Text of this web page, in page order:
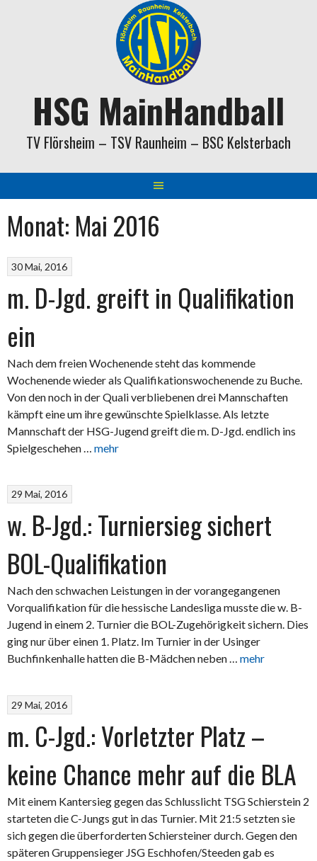
HSG MainHandball
TV Flörsheim – TSV Raunheim – BSC Kelsterbach
Monat: Mai 2016
30 Mai, 2016
m. D-Jgd. greift in Qualifikation
ein
Nach dem freien Wochenende steht das kommende
Wochenende wieder als Qualifikationswochenende zu Buche.
Von den noch in der Quali verbliebenen drei Mannschaften
kämpft eine um ihre gewünschte Spielklasse. Als letzte
Mannschaft der HSG-Jugend greift die m. D-Jgd. endlich ins
Spielgeschehen … mehr
29 Mai, 2016
w. B-Jgd.: Turniersieg sichert
BOL-Qualifikation
Nach den schwachen Leistungen in der vorangegangenen
Vorqualifikation für die hessische Landesliga musste die w. B-
Jugend in einem 2. Turnier die BOL-Zugehörigkeit sichern. Dies
ging nur über einen 1. Platz. Im Turnier in der Usinger
Buchfinkenhalle hatten die B-Mädchen neben … mehr
29 Mai, 2016
m. C-Jgd.: Vorletzter Platz –
keine Chance mehr auf die BLA
Mit einem Kantersieg gegen das Schlusslicht TSG Schierstein 2
starteten die C-Jungs gut in das Turnier. Mit 21:5 setzten sie
sich gegen die überforderten Schiersteiner durch. Gegen den
späteren Gruppensieger JSG Eschhofen/Steeden gab es